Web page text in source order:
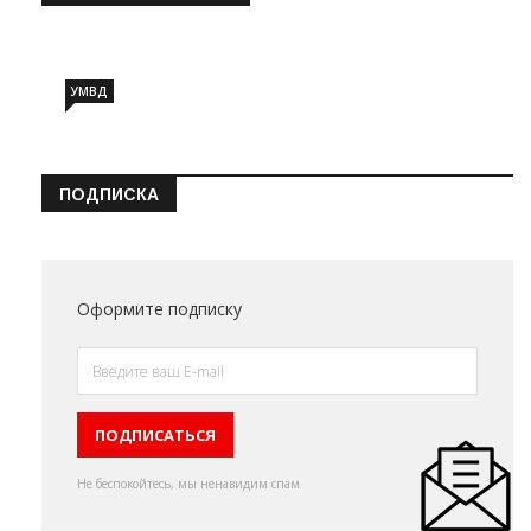
УМВД
ПОДПИСКА
Оформите подписку
Не беспокойтесь, мы ненавидим спам